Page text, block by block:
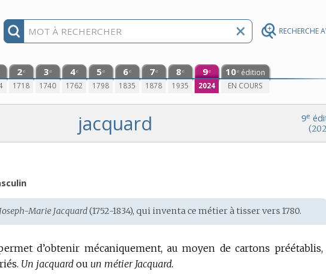
RECHERCHE
2e
1718
3e
1740
4e
1762
5e
1798
6e
1835
7e
1878
8e
1935
9e
2024
10e édition
EN COURS
9e
jacquard
Joseph-Marie Jacquard(1752-1834), qui inventa ce métier à tisser vers 1780.
d’obtenir mécaniquement, au moyen de cartons préétablis,
Un jacquard ou un métier Jacquard.